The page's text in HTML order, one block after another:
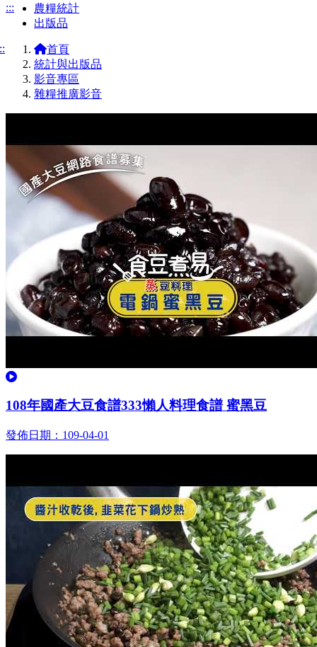
:::
農糧統計
出版品
首頁
統計與出版品
影音專區
雜糧推廣影音
觀看
108年國產大豆食譜333懶人料理食譜 蜜黑豆
發佈日期：109-04-01